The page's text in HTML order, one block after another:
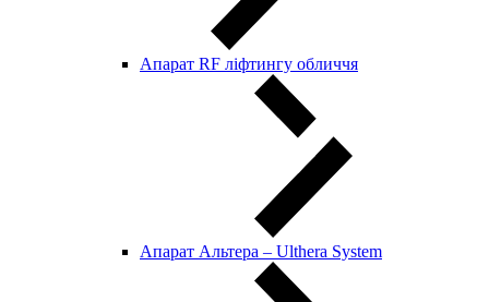
Апарат RF ліфтингу обличчя
Апарат Альтера – Ulthera System